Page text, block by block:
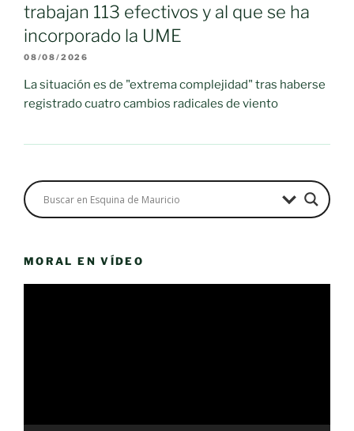
trabajan 113 efectivos y al que se ha
incorporado la UME
08/08/2026
La situación es de "extrema complejidad" tras haberse
registrado cuatro cambios radicales de viento
MORAL EN VÍDEO